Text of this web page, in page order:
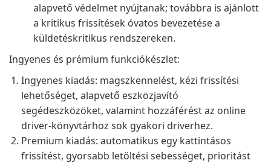
alapvető védelmet nyújtanak; továbbra is ajánlott
a kritikus frissítések óvatos bevezetése a
küldetéskritikus rendszereken.
Ingyenes és prémium funkciókészlet:
Ingyenes kiadás: magszkennelést, kézi frissítési
lehetőséget, alapvető eszközjavító
segédeszközöket, valamint hozzáférést az online
driver-könyvtárhoz sok gyakori driverhez.
Premium kiadás: automatikus egy kattintásos
frissítést, gyorsabb letöltési sebességet, prioritást